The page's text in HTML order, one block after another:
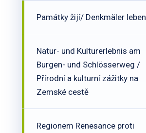
Památky žijí/ Denkmäler leben
Natur- und Kulturerlebnis am
Burgen- und Schlösserweg /
Přírodní a kulturní zážitky na
Zemské cestě
Regionem Renesance proti